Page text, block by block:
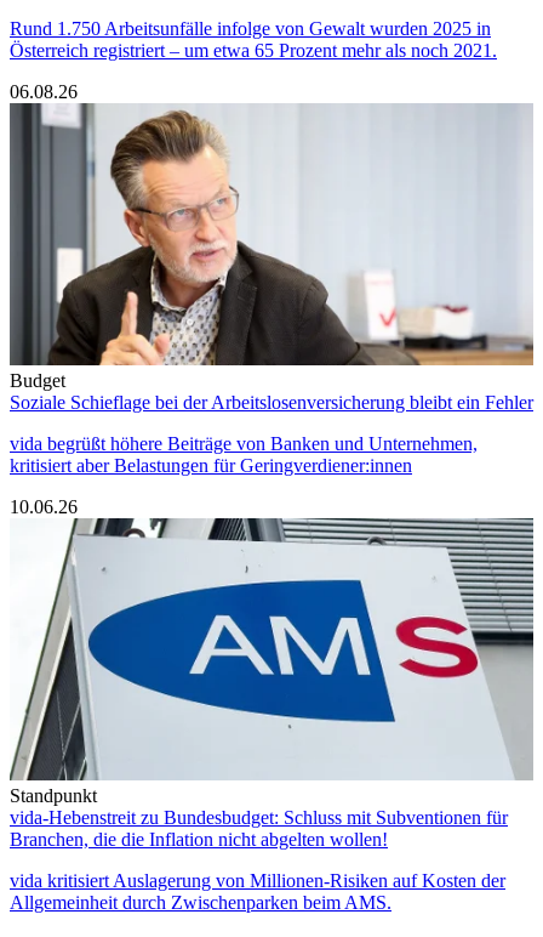
Rund 1.750 Arbeitsunfälle infolge von Gewalt wurden 2025 in
Österreich registriert – um etwa 65 Prozent mehr als noch 2021.
06.08.26
Budget
Soziale Schieflage bei der Arbeitslosenversicherung bleibt ein Fehler
vida begrüßt höhere Beiträge von Banken und Unternehmen,
kritisiert aber Belastungen für Geringverdiener:innen
10.06.26
Standpunkt
vida-Hebenstreit zu Bundesbudget: Schluss mit Subventionen für
Branchen, die die Inflation nicht abgelten wollen!
vida kritisiert Auslagerung von Millionen-Risiken auf Kosten der
Allgemeinheit durch Zwischenparken beim AMS.